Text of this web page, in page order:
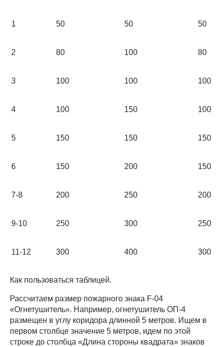
1 50 50 50
2 80 100 80
3 100 100 100
4 100 150 100
5 150 150 150
6 150 200 150
7-8 200 250 200
9-10 250 300 250
11-12 300 400 300
Как пользоваться таблицей.
Рассчитаем размер пожарного знака F-04
«Огнетушитель». Например, огнетушитель ОП-4
размещен в углу коридора длинной 5 метров. Ищем в
первом столбце значение 5 метров, идем по этой
строке до столбца «Длина стороны квадрата» знаков